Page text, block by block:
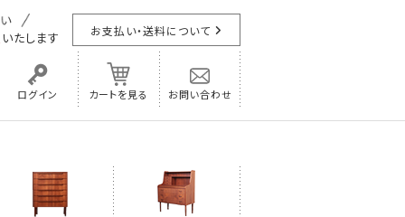
いたします お支払い・送料について
ログイン カートを見る お問い合わせ